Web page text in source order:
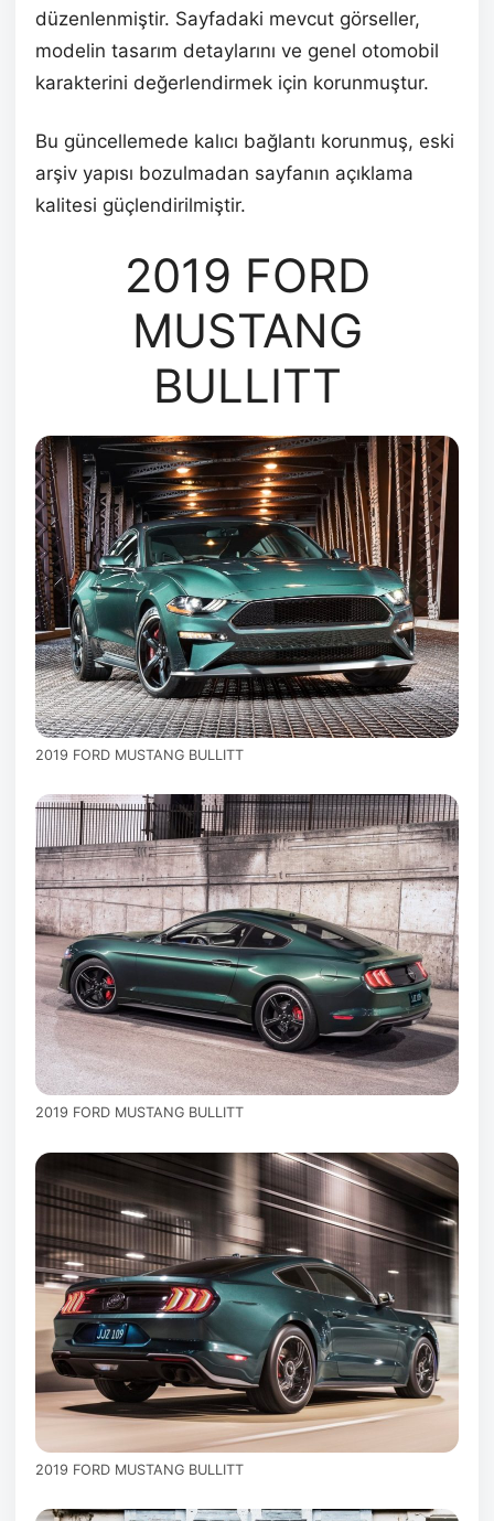
düzenlenmiştir. Sayfadaki mevcut görseller,
modelin tasarım detaylarını ve genel otomobil
karakterini değerlendirmek için korunmuştur.
Bu güncellemede kalıcı bağlantı korunmuş, eski
arşiv yapısı bozulmadan sayfanın açıklama
kalitesi güçlendirilmiştir.
2019 FORD
MUSTANG
BULLITT
2019 FORD MUSTANG BULLITT
2019 FORD MUSTANG BULLITT
2019 FORD MUSTANG BULLITT